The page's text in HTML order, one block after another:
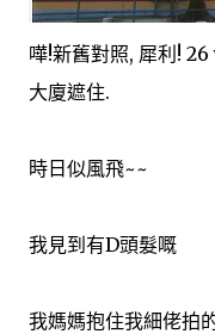
嘩!新舊對照, 犀利!
大廈遮住.
時日似風飛~~
我見到有D頭髮嘅
我媽媽抱住我細佬拍